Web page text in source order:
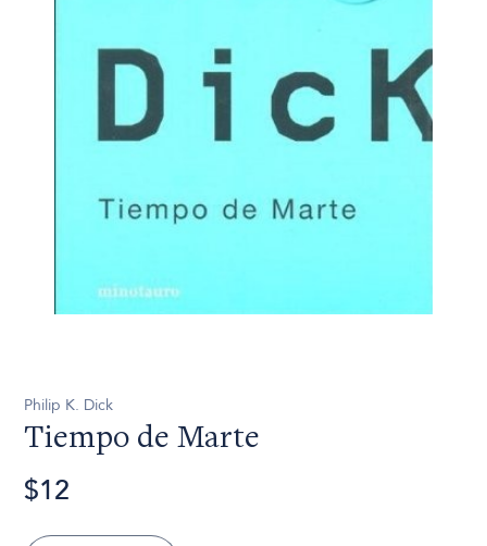
Philip K. Dick
Tiempo de Marte
$12